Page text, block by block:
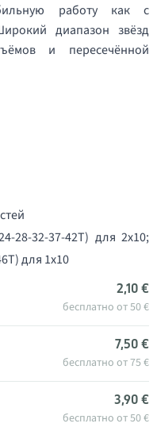
работу как с
диапазон звёзд
и пересечённой
28-32-37-42T) для 2x10;
для 1x10
2,10 €
бесплатно от 50 €
7,50 €
бесплатно от 75 €
3,90 €
бесплатно от 50 €